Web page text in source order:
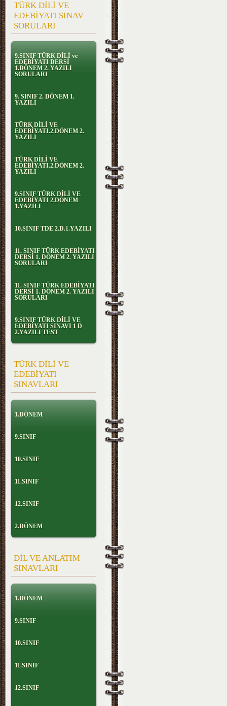
TÜRK DİLİ VE
EDEBİYATI SINAV
SORULARI
9.SINIF TÜRK DİLİ ve
EDEBİYATI DERSİ
1.DÖNEM 2. YAZILI
SORULARI
9. SINIF 2. DÖNEM 1.
YAZILI
TÜRK DİLİ VE
EDEBİYATI.2.DÖNEM 2.
YAZILI
TÜRK DİLİ VE
EDEBİYATI.2.DÖNEM 2.
YAZILI
9.SINIF TÜRK DİLİ VE
EDEBİYATI 2.DÖNEM
1.YAZILI
10.SINIF TDE 2.D.1.YAZILI
11. SINIF TÜRK EDEBİYATI
DERSİ 1. DÖNEM 2. YAZILI
SORULARI
11. SINIF TÜRK EDEBİYATI
DERSİ 1. DÖNEM 2. YAZILI
SORULARI
9.SINIF TÜRK DİLİ VE
EDEBİYATI SINAVI 1 D
2.YAZILI TEST
TÜRK DİLİ VE
EDEBİYATI
SINAVLARI
1.DÖNEM
9.SINIF
10.SINIF
11.SINIF
12.SINIF
2.DÖNEM
DİL VE ANLATIM
SINAVLARI
1.DÖNEM
9.SINIF
10.SINIF
11.SINIF
12.SINIF